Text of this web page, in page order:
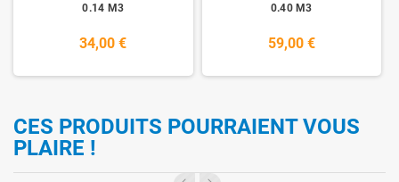
0.14 M3
34,00 €
0.40 M3
59,00 €
CES PRODUITS POURRAIENT VOUS
PLAIRE !